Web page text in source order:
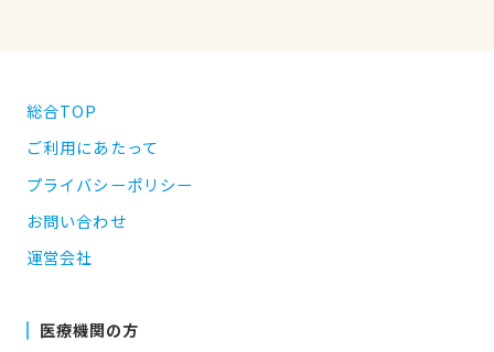
総合TOP
ご利用にあたって
プライバシーポリシー
お問い合わせ
運営会社
医療機関の方